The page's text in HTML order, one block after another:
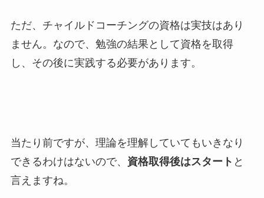
ただ、チャイルドコーチングの資格は実技はあり
ません。なので、勉強の結果として資格を取得
し、その後に実践する必要があります。
当たり前ですが、理論を理解していてもいきなり
できるわけはないので、 資格取得後はスタート と
言えますね。